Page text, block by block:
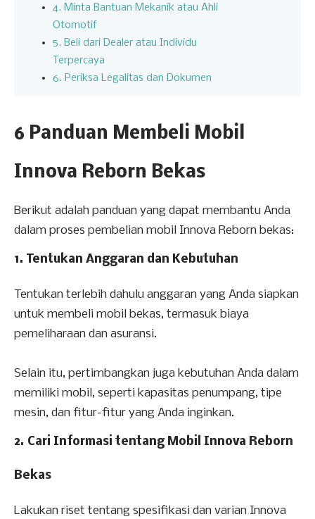
4. Minta Bantuan Mekanik atau Ahli
Otomotif
5. Beli dari Dealer atau Individu
Terpercaya
6. Periksa Legalitas dan Dokumen
6 Panduan Membeli Mobil
Innova Reborn Bekas
Berikut adalah panduan yang dapat membantu Anda
dalam proses pembelian mobil Innova Reborn bekas:
1. Tentukan Anggaran dan Kebutuhan
Tentukan terlebih dahulu anggaran yang Anda siapkan
untuk membeli mobil bekas, termasuk biaya
pemeliharaan dan asuransi.
Selain itu, pertimbangkan juga kebutuhan Anda dalam
memiliki mobil, seperti kapasitas penumpang, tipe
mesin, dan fitur-fitur yang Anda inginkan.
2. Cari Informasi tentang Mobil Innova Reborn
Bekas
Lakukan riset tentang spesifikasi dan varian Innova